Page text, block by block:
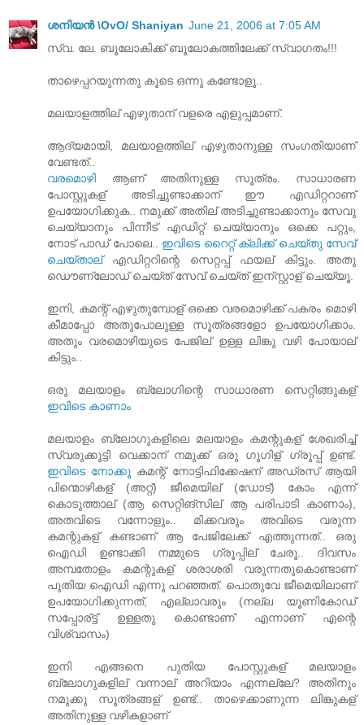
ശനിയന്‍ \OvO/ Shaniyan June 21, 2006 at 7:05 AM
സ്വ. ലേ. ബൂലോകിക്ക് ബൂലോകത്തിലേക്ക് സ്വാഗതം!!!
താഴെപ്പറയുന്നതു കൂടെ ഒന്നു കണ്ടോളൂ..
മലയാളത്തില് എഴുതാന് വളരെ എളുപ്പമാണ്.
ആദ്യമായി, മലയാളത്തില് എഴുതാനുള്ള സംഗതിയാണ്
വേണ്ടത്..
വരമൊഴി ആണ് അതിനുള്ള സൂത്രം. സാധാരണ
പോസ്റ്റുകള് അടിച്ചുണ്ടാക്കാന് ഈ എഡിറ്ററാണ്
ഉപയോഗിക്കുക.. നമുക്ക് അതില് അടിച്ചുണ്ടാക്കാനും സേവു
ചെയ്യാനും പിന്നീട് എഡിറ്റ് ചെയ്യാനും ഒക്കെ പറ്റും,
നോട് പാഡ് പോലെ.. ഇവിടെ റൈറ്റ് ക്ലിക്ക് ചെയ്തു സേവ്
ചെയ്താല്എഡിറ്ററിന്റെ സെറ്റപ്പ് ഫയല് കിട്ടും. അതു
ഡൌണ്ലോഡ് ചെയ്ത് സേവ് ചെയ്ത് ഇന്സ്റ്റാള് ചെയ്യൂ.
ഇനി, കമന്റ് എഴുതുമ്പോള് ഒക്കെ വരമൊഴിക്ക് പകരം മൊഴി
കീമാപ്പോ അതുപോലുള്ള സൂത്രങ്ങളോ ഉപയോഗിക്കാം.
അതും വരമൊഴിയുടെ പേജില് ഉള്ള ലിങ്കു വഴി പോയാല്
കിട്ടും..
ഒരു മലയാളം ബ്ലോഗിന്റെ സാധാരണ സെറ്റിങ്ങുകള്
ഇവിടെ കാണാം
മലയാളം ബ്ലോഗുകളിലെ മലയാളം കമന്റുകള് ശേഖരിച്ച്
സ്വരുക്കൂട്ടി വെക്കാന് നമുക്ക് ഒരു ഗൂഗിള് ഗ്രൂപ്പ് ഉണ്ട്.
ഇവിടെ നോക്കൂ കമന്റ് നോട്ടിഫിക്കേഷന് അഡ്രസ് ആയി
പിന്മൊഴികള് (അറ്റ്) ജീമെയില് (ഡോട്) കോം എന്ന്
കൊടുത്താല് (ആ സെറ്റിങ്സില് ആ പരിപാടി കാണാം),
അതവിടെ വന്നോളും.. മിക്കവരും അവിടെ വരുന്ന
കമന്റുകള് കണ്ടാണ് ആ പേജിലേക്ക് എത്തുന്നത്.. ഒരു
ഐഡി ഉണ്ടാക്കി നമ്മുടെ ഗ്രൂപ്പില് ചേരൂ.. ദിവസം
അമ്പതോളം കമന്റുകള് ശരാശരി വരുന്നതുകൊണ്ടാണ്
പുതിയ ഐഡി എന്നു പറഞ്ഞത്. പൊതുവേ ജീമെയിലാണ്
ഉപയോഗിക്കുന്നത്, എല്ലാവരും (നല്ല യൂണികോഡ്
സപ്പോര്ട്ട് ഉള്ളതു കൊണ്ടാണ് എന്നാണ് എന്റെ
വിശ്വാസം)
ഇനി എങ്ങനെ പുതിയ പോസ്റ്റുകള് മലയാളം
ബ്ലോഗുകളില് വന്നാല് അറിയാം എന്നല്ലേ? അതിനും
നമുക്കു സൂത്രങ്ങള് ഉണ്ട്.. താഴെക്കാണുന്ന ലിങ്കുകള്
അതിനുള്ള വഴികളാണ്